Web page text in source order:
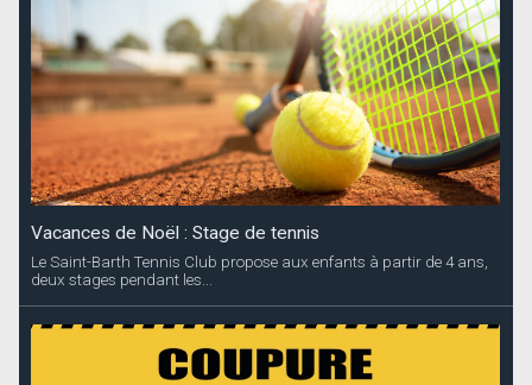
Vacances de Noël : Stage de tennis
Le Saint-Barth Tennis Club propose aux enfants à partir de 4 ans,
deux stages pendant les...